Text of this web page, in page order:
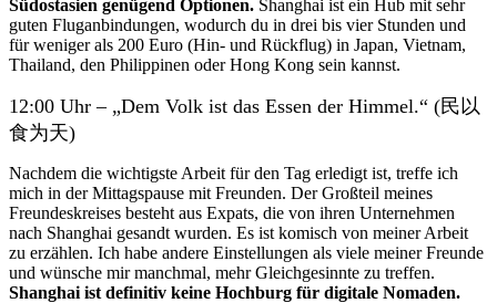
Südostasien genügend Optionen. Shanghai ist ein Hub mit sehr
guten Fluganbindungen, wodurch du in drei bis vier Stunden und
für weniger als 200 Euro (Hin- und Rückflug) in Japan, Vietnam,
Thailand, den Philippinen oder Hong Kong sein kannst.
12:00 Uhr – „Dem Volk ist das Essen der Himmel.“ (民以
食为天)
Nachdem die wichtigste Arbeit für den Tag erledigt ist, treffe ich
mich in der Mittagspause mit Freunden. Der Großteil meines
Freundeskreises besteht aus Expats, die von ihren Unternehmen
nach Shanghai gesandt wurden. Es ist komisch von meiner Arbeit
zu erzählen. Ich habe andere Einstellungen als viele meiner Freunde
und wünsche mir manchmal, mehr Gleichgesinnte zu treffen.
Shanghai ist definitiv keine Hochburg für digitale Nomaden.